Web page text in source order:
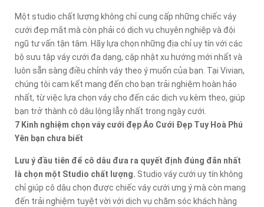
Một studio chất lượng không chỉ cung cấp những chiếc váy
cưới đẹp mắt mà còn phải có dịch vụ chuyên nghiệp và đội
ngũ tư vấn tận tâm. Hãy lựa chọn những địa chỉ uy tín với các
bộ sưu tập váy cưới đa dạng, cập nhật xu hướng mới nhất và
luôn sẵn sàng điều chỉnh váy theo ý muốn của bạn. Tại Vivian,
chúng tôi cam kết mang đến cho bạn trải nghiệm hoàn hảo
nhất, từ việc lựa chọn váy cho đến các dịch vụ kèm theo, giúp
bạn trở thành cô dâu lộng lẫy nhất trong ngày cưới.
7 Kinh nghiệm chọn váy cưới đẹp Áo Cưới Đẹp Tuy Hoà Phú
Yên bạn chưa biết
Lưu ý đầu tiên để cô dâu đưa ra quyết định đúng đắn nhất
là chọn một Studio chất lượng. Studio váy cưới uy tín không
chỉ giúp cô dâu chọn được chiếc váy cưới ưng ý mà còn mang
đến trải nghiệm tuyệt vời với dịch vụ chăm sóc khách hàng